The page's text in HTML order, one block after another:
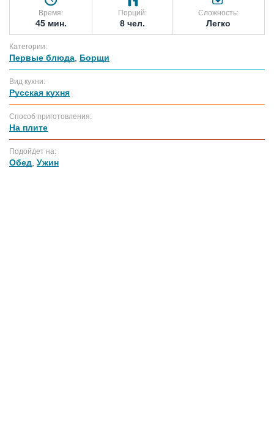
Время:
45 мин.
Порций:
8 чел.
Сложность:
Легко
Категории:
Первые блюда Борщи
Вид кухни:
Русская кухня
Способ приготовления:
На плите
Подойдет на:
Обед Ужин